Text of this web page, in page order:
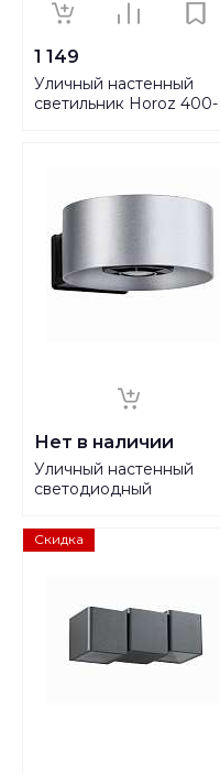
1 149
Уличный настенный
светильник Horoz 400-
Нет в наличии
Уличный настенный
светодиодный
Cone 79676
Скидка